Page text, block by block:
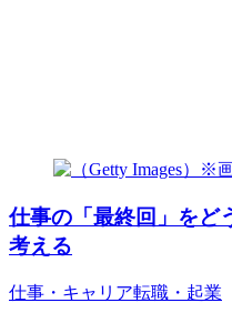
仕事の「最終回」を
考える
仕事・キャリア転職・起業